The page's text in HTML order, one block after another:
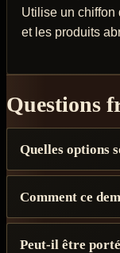
Utilise un chiffon
et les produits
Questions
Quelles options
Comment ce
Peut-il être